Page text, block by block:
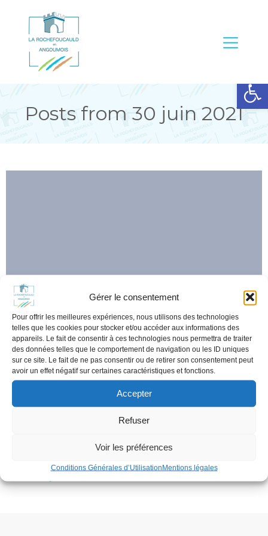
Ouvrir la barre d’outils
Gérer le consentement
Pour offrir les meilleures expériences, nous utilisons des technologies
telles que les cookies pour stocker et/ou accéder aux informations des
appareils. Le fait de consentir à ces technologies nous permettra de traiter
des données telles que le comportement de navigation ou les ID uniques
sur ce site. Le fait de ne pas consentir ou de retirer son consentement peut
avoir un effet négatif sur certaines caractéristiques et fonctions.
Accepter
Refuser
Voir les préférences
Conditions Générales d’UtilisationMentions légales
Posts from 30 juin 2021
LA TRANSITION ENERGETIQUE
SUR LE TERRITOIRE
Morgane Lafon, étudiante en Master 2 Droit de
Chargée de mission[…]